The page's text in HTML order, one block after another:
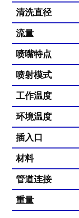
清洗直径
流量
喷嘴特点
喷射模式
工作温度
环境温度
插入口
材料
管道连接
重量